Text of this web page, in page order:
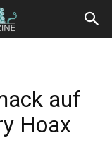
auf
Hoax